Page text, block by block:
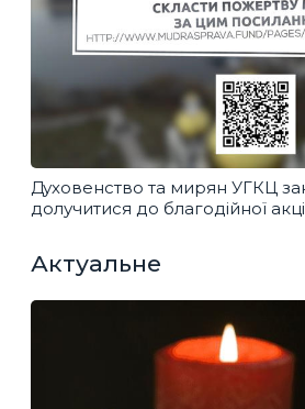
Духовенство та мирян УГКЦ
долучитися до благодійної
Актуальне